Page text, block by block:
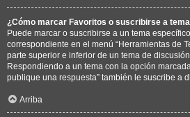
¿Cómo marcar Favoritos o suscribirse a
Puede marcar o suscribirse a un tema
correspondiente en el menú “Herramientas de
parte superior e inferior de un tema de discusión.
Respondiendo a un tema con la opción
publique una respuesta” también le suscribe a
Arriba